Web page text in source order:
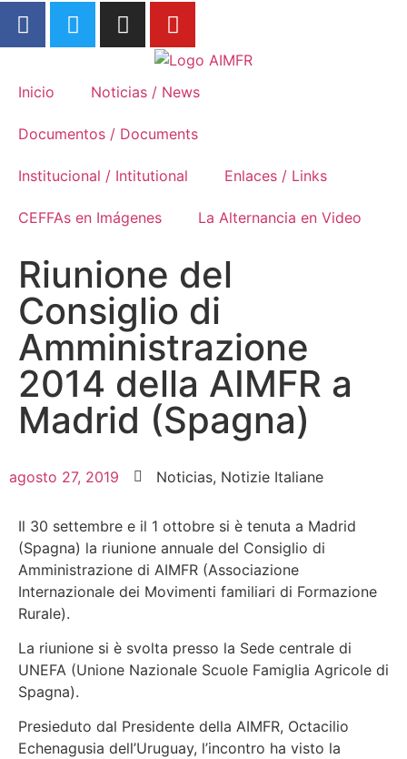
Inicio Noticias / News
Documentos / Documents
Institucional / Intitutional Enlaces / Links
CEFFAs en Imágenes La Alternancia en Video
Riunione del
Consiglio di
Amministrazione
2014 della AIMFR a
Madrid (Spagna)
agosto 27, 2019 Noticias, Notizie Italiane
Il 30 settembre e il 1 ottobre si è tenuta a Madrid
(Spagna) la riunione annuale del Consiglio di
Amministrazione di AIMFR (Associazione
Internazionale dei Movimenti familiari di Formazione
Rurale).
La riunione si è svolta presso la Sede centrale di
UNEFA (Unione Nazionale Scuole Famiglia Agricole di
Spagna).
Presieduto dal Presidente della AIMFR, Octacilio
Echenagusia dell’Uruguay, l’incontro ha visto la